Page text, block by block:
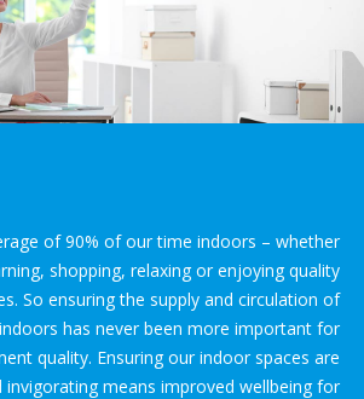
average of 90% of our time indoors –
learning, shopping, relaxing or enjoying
ones. So ensuring the supply and
air indoors has never been more important
quality. Ensuring our indoor spaces
and invigorating means improved wellbeing